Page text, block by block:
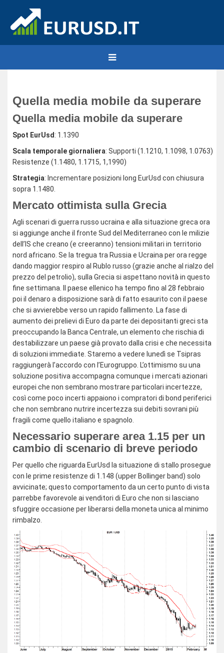
Quella media mobile da superare
Quella media mobile da superare
Spot EurUsd : 1.1390
Scala temporale giornaliera: Supporti (1.1210, 1.1098, 1.0763)
Resistenze (1.1480, 1.1715, 1,1990)
Strategia: Incrementare posizioni long EurUsd con chiusura
sopra 1.1480.
Mercato ottimista sulla Grecia
Agli scenari di guerra russo ucraina e alla situazione greca ora
si aggiunge anche il fronte Sud del Mediterraneo con le milizie
dell’IS che creano (e creeranno) tensioni militari in territorio
nord africano. Se la tregua tra Russia e Ucraina per ora regge
dando maggior respiro al Rublo russo (grazie anche al rialzo del
prezzo del petrolio), sulla Grecia si aspettano novità in questo
fine settimana. Il paese ellenico ha tempo fino al 28 febbraio
poi il denaro a disposizione sarà di fatto esaurito con il paese
che si avvierebbe verso un rapido fallimento. La fase di
aumento dei prelievi di Euro da parte dei depositanti greci sta
preoccupando la Banca Centrale, un elemento che rischia di
destabilizzare un paese già provato dalla crisi e che necessita
di soluzioni immediate. Staremo a vedere lunedì se Tsipras
raggiungerà l’accordo con l’Eurogruppo. L’ottimismo su una
soluzione positiva accompagna comunque i mercati azionari
europei che non sembrano mostrare particolari incertezze,
così come poco incerti appaiono i compratori di bond periferici
che non sembrano nutrire incertezza sui debiti sovrani più
fragili come quello italiano e spagnolo.
Necessario superare area 1.15 per un
cambio di scenario di breve periodo
Per quello che riguarda EurUsd la situazione di stallo prosegue
con le prime resistenze di 1.148 (upper Bollinger band) solo
avvicinate; questo comportamento da un certo punto di vista
parrebbe favorevole ai venditori di Euro che non si lasciano
sfuggire occasione per liberarsi della moneta unica al minimo
rimbalzo.